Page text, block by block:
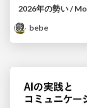
2026年の勢い /
bebe